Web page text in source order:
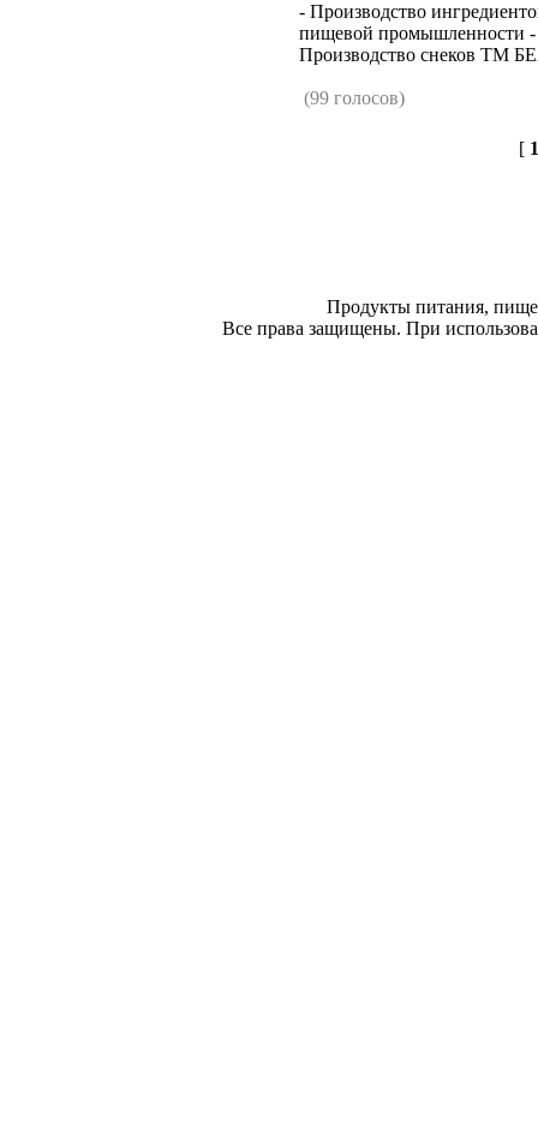
- Производство
пищевой промышленности -
Производство снеков ТМ
(99 голосов)
[ 1
Продукты питания,
Все права защищены. При